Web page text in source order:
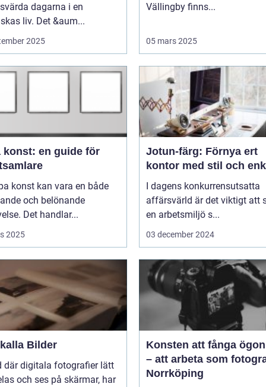
dagarna i en
liv. Det &aum...
2025
Vällingby finns...
05 mars 2025
konst: en guide för
konst kan vara en både
och belönande
Det handlar...
2025
Jotun-färg: Förnya ert
kontor med stil och
I dagens konkurrensutsatta
affärsvärld är det viktigt att
en arbetsmiljö s...
03 december 2024
Bilder
där digitala fotografier lätt
och ses på skärmar, har
Konsten att fånga
– att arbeta som
Norrköping